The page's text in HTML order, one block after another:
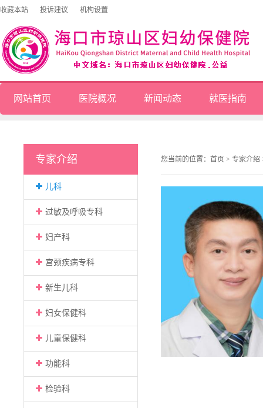
收藏本站 投诉建议 机构设置
网站首页 医院概况 新闻动态 就医指南
专家介绍
儿科
过敏及呼吸专科
妇产科
宫颈疾病专科
新生儿科
妇女保健科
儿童保健科
功能科
检验科
您当前的位置： 首页 > 专家介绍